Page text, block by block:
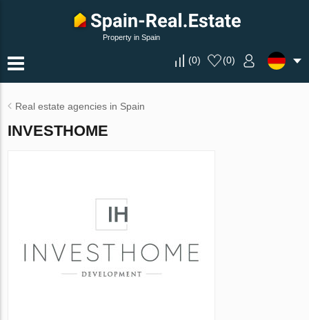
Property in Spain
(0) (0)
Real estate agencies in Spain
INVESTHOME